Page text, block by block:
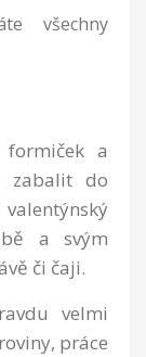
všechny
a
zabalit do
a svým
či čaji.
velmi
práce